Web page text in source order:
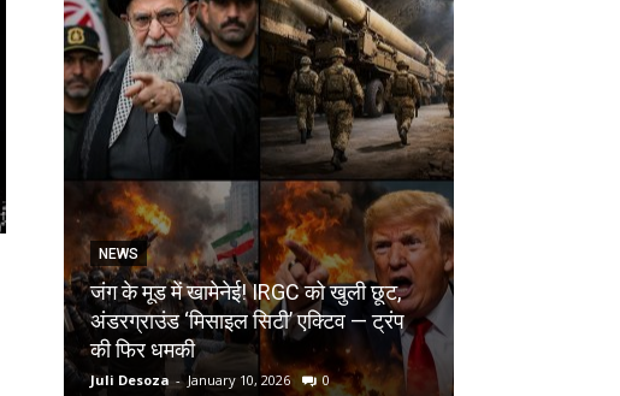
NEWS
जंग के मूड में खामेनेई! IRGC को खुली छूट,
अंडरग्राउंड ‘मिसाइल सिटी’ एक्टिव — ट्रंप
की फिर धमकी
Juli Desoza - January 10, 2026 0